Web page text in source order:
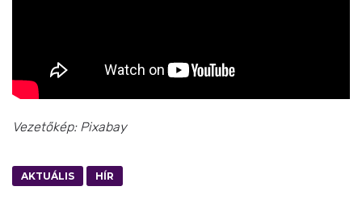
Vezetőkép: Pixabay
AKTUÁLIS HÍR